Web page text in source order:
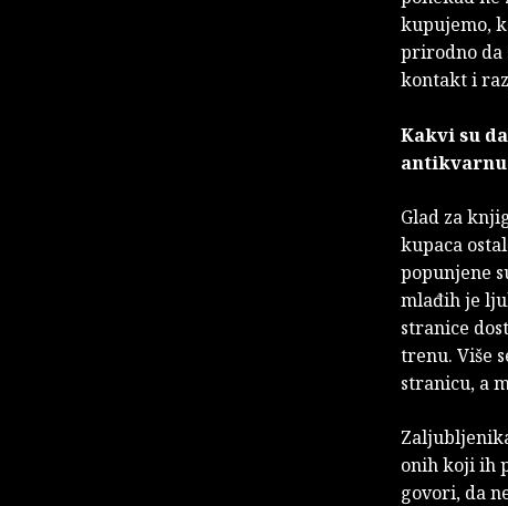
kupujemo,
prirodno da
kontakt i
Kakvi su
antikvarnu
Glad za
kupaca
popunjene
mlađih je
stranice
trenu. Više
stranicu, a
onih koji ih
govori, da